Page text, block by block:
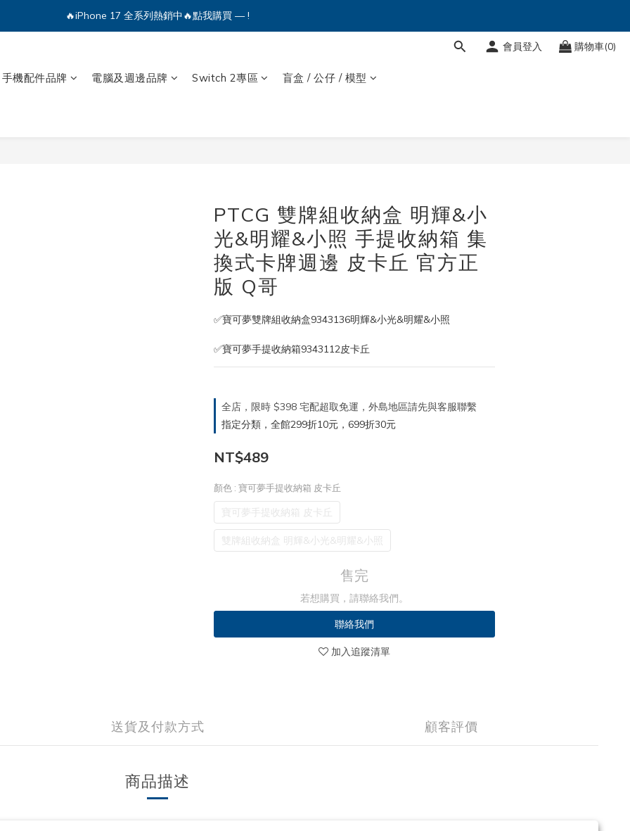
🔥iPhone 17 全系列熱銷中🔥點我購買 — !
會員登入 購物車(0)
手機配件品牌 電腦及週邊品牌 Switch 2專區 盲盒 / 公仔 / 模型
PTCG 雙牌組收納盒 明輝&小
光&明耀&小照 手提收納箱 集
換式卡牌週邊 皮卡丘 官方正
版 Q哥
✅寶可夢雙牌組收納盒9343136明輝&小光&明耀&小照
✅寶可夢手提收納箱9343112皮卡丘
全店，限時 $398 宅配超取免運，外島地區請先與客服聯繫
指定分類，全館299折10元，699折30元
NT$489
顏色 : 寶可夢手提收納箱 皮卡丘
寶可夢手提收納箱 皮卡丘
雙牌組收納盒 明輝&小光&明耀&小照
售完
若想購買，請聯絡我們。
聯絡我們
加入追蹤清單
送貨及付款方式 顧客評價
商品描述